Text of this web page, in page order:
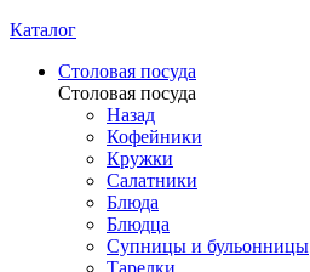
Каталог
Столовая посуда
Столовая посуда
Назад
Кофейники
Кружки
Салатники
Блюда
Блюдца
Супницы и бульонницы
Тарелки